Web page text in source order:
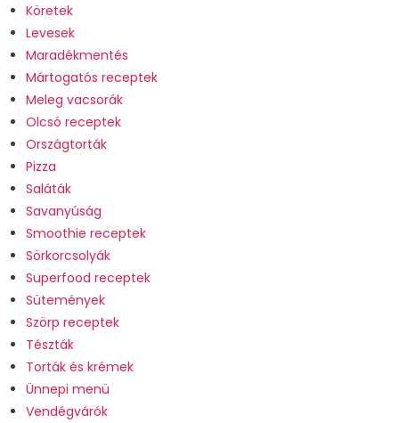
Köretek
Levesek
Maradékmentés
Mártogatós receptek
Meleg vacsorák
Olcsó receptek
Országtorták
Pizza
Saláták
Savanyúság
Smoothie receptek
Sörkorcsolyák
Superfood receptek
Sütemények
Szörp receptek
Tészták
Torták és krémek
Ünnepi menü
Vendégvárók